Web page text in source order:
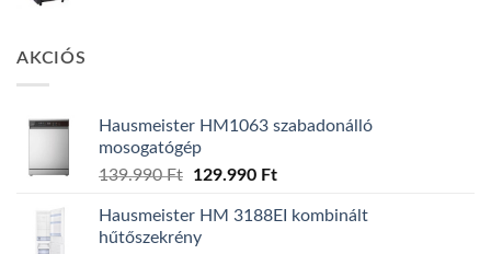
AKCIÓS
Hausmeister HM1063 szabadonálló
mosogatógép
139.990Ft
Original
was:
139.990 Ft.
129.990 FtCurrent
is:
Hausmeister HM 3188EI kombinált
hűtőszekrény